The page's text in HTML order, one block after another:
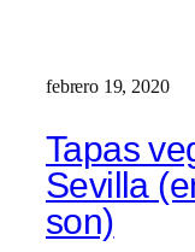
febrero 19, 2020
Tapas
Sevilla
son)